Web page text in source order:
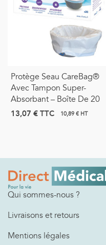
Protège Seau CareBag®
Avec Tampon Super-
Absorbant – Boîte De 20
13,07 €TTC 10,89 € HT
Qui sommes-nous ?
Livraisons et retours
Mentions légales